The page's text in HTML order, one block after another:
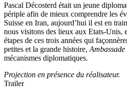
Pascal Décosterd était un jeune
périple afin de mieux comprendre les
Suisse en Iran, aujourd’hui il est en
nous visitons des lieux aux Etats-Unis,
étapes de ces trois années qui
petites et la grande histoire, Ambassade
mécanismes diplomatiques.
Projection en présence du réalisateur.
Trailer